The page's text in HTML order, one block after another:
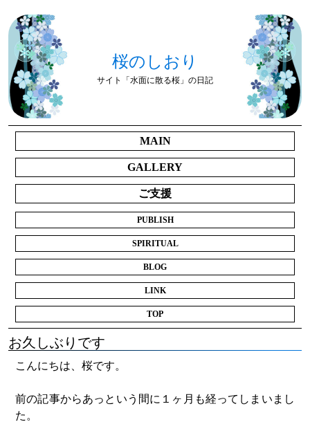
桜のしおり
サイト「水面に散る桜」の日記
MAIN
GALLERY
ご支援
PUBLISH
SPIRITUAL
BLOG
LINK
TOP
お久しぶりです
こんにちは、桜です。
前の記事からあっという間に１ヶ月も経ってしまいまし
た。